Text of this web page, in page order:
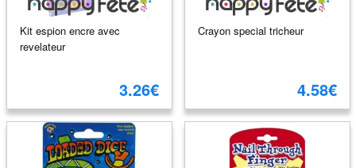
Kit espion encre avec
revelateur
3.26€
Crayon special tricheur
4.58€